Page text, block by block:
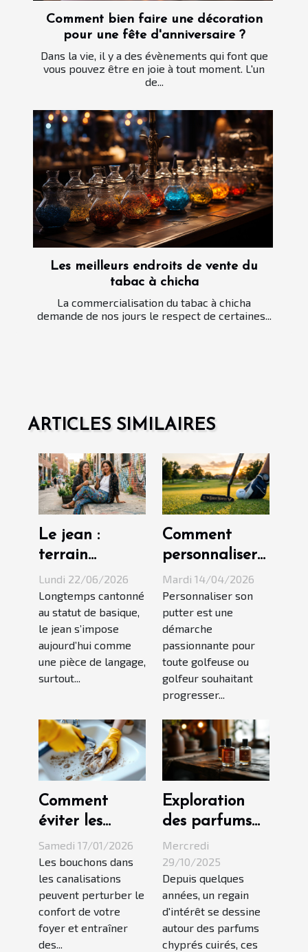
Comment bien faire une décoration
pour une fête d'anniversaire ?
Dans la vie, il y a des évènements qui font que
vous pouvez être en joie à tout moment. L'un
de...
Les meilleurs endroits de vente du
tabac à chicha
La commercialisation du tabac à chicha
demande de nos jours le respect de certaines...
ARTICLES SIMILAIRES
Le jean :
terrain
d’expression
des femmes
créatives
Lundi 22/06/2026
Longtemps cantonné
au statut de basique,
le jean s’impose
aujourd’hui comme
une pièce de langage,
surtout...
Comment
personnaliser
votre putter
pour améliorer
votre jeu ?
Mardi 14/04/2026
Personnaliser son
putter est une
démarche
passionnante pour
toute golfeuse ou
golfeur souhaitant
progresser...
Comment
éviter les
bouchons dans
vos
canalisations ?
Samedi 17/01/2026
Les bouchons dans
les canalisations
peuvent perturber le
confort de votre
foyer et entraîner
des...
Exploration
des parfums
chyprés cuirés :
une tendance
en hausse ?
Mercredi
29/10/2025
Depuis quelques
années, un regain
d'intérêt se dessine
autour des parfums
chyprés cuirés, ces